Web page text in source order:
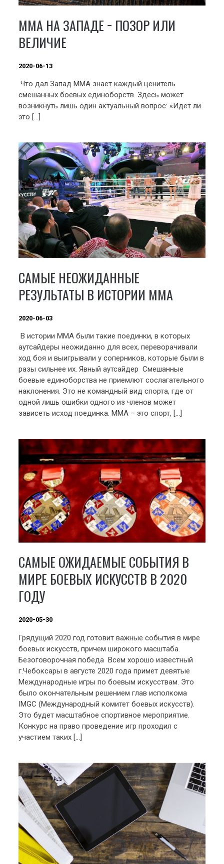
ММА НА ЗАПАДЕ − ПОЗОР ИЛИ
ВЕЛИЧИЕ
2020-06-13
Что дал Запад ММА знает каждый ценитель
смешанных боевых единоборств. Здесь может
возникнуть лишь один актуальный вопрос: «Идет ли
это […]
САМЫЕ НЕОЖИДАННЫЕ
РЕЗУЛЬТАТЫ В ИСТОРИИ ММА
2020-06-03
В истории ММА были такие поединки, в которых
аутсайдеры неожиданно для всех, переворачивали
ход боя и выигрывали у соперников, которые были в
разы сильнее их. Явный аутсайдер Смешанные
боевые единоборства не приемлют сослагательного
наклонения. Это не командный вид спорта, где от
одной лишь ошибки одного из членов может
зависеть исход поединка. ММА – это спорт, […]
САМЫЕ ОЖИДАЕМЫЕ СОБЫТИЯ В
МИРЕ БОЕВЫХ ИСКУССТВ В 2020
ГОДУ
2020-05-30
Грядущий 2020 год готовит важные события в мире
боевых искусств, причем широкого масштаба.
Безоговорочная победа Всем хорошо известный
г.Чебоксары в августе 2020 года примет девятые
Международные игры по боевым искусствам. Это
было окончательным решением глав исполкома
IMGC (Международный комитет боевых искусств).
Это будет масштабное спортивное мероприятие.
Конкурс на право проведение игр проходил с
участием таких […]